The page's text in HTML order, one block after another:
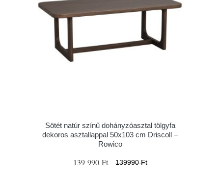
Sötét natúr színű dohányzóasztal tölgyfa
dekoros asztallappal 50x103 cm Driscoll –
Rowico
139 990 Ft 139990 Ft